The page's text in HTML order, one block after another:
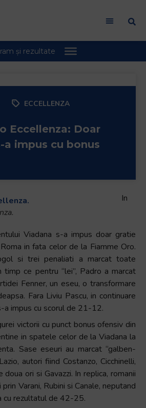
ECCELLENZA
Eccellenza: Doar
a impus cu bonus
In
Viadana s-a impus doar gratie
in fata celor de la Fiamme Oro.
si trei penaliati a marcat toate
timp ce pentru “lei”, Padro a marcat
Fenner, un eseu, o transformare
Fara Liviu Pascu, in continuare
a impus cu scorul de 21-12.
victorii cu punct bonus ofensiv din
in spatele celor de la Viadana la
Sase eseuri au marcat “galben-
autori fiind Costanzo, Cicchinelli,
doua ori si Gavazzi. In replica, romanii
Varani, Rubini si Canale, neputand
cu rezultatul de 42-25.